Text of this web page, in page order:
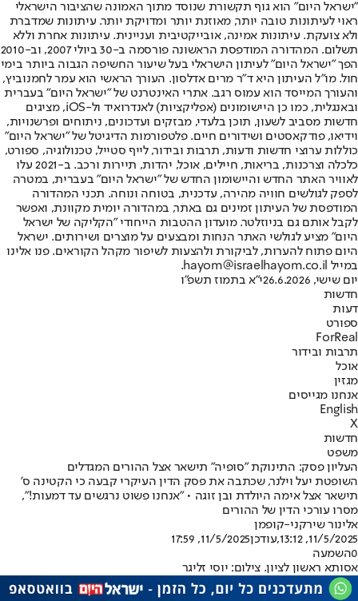
"ישראל היום" הוא גוף תקשורת שנוסד מתוך האמונה שהציבור הישראלי
ראוי לעיתונות טובה יותר, מאוזנת יותר ומדויקת יותר. עיתונות שמדברת
ולא צועקת. עיתונות אמינה, אובייקטיבית ועניינית. עיתונות אחרת וללא
תשלום. המהדורה המודפסת הראשונה פורסמה ב-30 ביולי 2007, וב-2010
הפך "ישראל היום" לעיתון הישראלי בעל שיעור החשיפה הגבוה ביותר בימי
חול. מו"ל העיתון היא ד"ר מרים אדלסון. העורך הראשי הוא עמר לחמנוביץ,
והעורך המייסד הוא עמוס רגב. אתרי האינטרנט של "ישראל היום" בעברית
ובאנגלית, כמו כן היישומונים (אפליקציות) לאנדרואיד ול-iOS, מציגים
חדשות מסביב לשעון, תוכן בלעדי, מבזקים ועדכונים, ניתוחים ופרשנויות,
וידיאו, פודקאסטים ושידורים חיים. פלטפורמות הדיגיטל של "ישראל היום"
כוללות ערוצי חדשות ודעות, תרבות ובידור, לייף סטייל, טכנולוגיה, ספורט,
כלכלה וצרכנות, בריאות, חיילים, אוכל, יהדות, תיירות ורכב. ב-2021 עלו
לאוויר האתר החדש והיישומון החדש של "ישראל היום" בעברית, במטרה
לספק לגולשים חוויה מהירה, עדכנית, בטוחה ונוחה. תכני המהדורה
המודפסת של העיתון זמינים גם באתר, במהדורה יומית מקוונת, ואפשר
לקבל אותם גם בניוזלטר. מועדון ההטבות הייחודי "הקליקה של ישראל
היום" מציע לגולשי האתר הנחות ומבצעים על מוצרים ושירותים. ישראל
היום פתוח להערות, לביקורת ולהצעות לשיפור מקהל הקוראים. פנו אלינו
במייל hayom@israelhayom.co.il.
יום שישי, 26.6.2026
י"א בתמוז תשפ"ו
חדשות
דעות
ספורט
ForReal
תרבות ובידור
אוכל
מגזין
אנחנו מגייסים
English
X
חדשות
משפט
העליון פסק: התינוקת "סופיה" תישאר אצל ההורים המגדלים
השופטת יעל וילנר, שכתבה את פסק הדין העיקרי קבעה כי הקטינה ס'
תישאר אצל אימה היולדת ובן זוגה • "אנחנו פשוט נרגשים עד דמעות!",
מסרו עורכי הדין של ההורים
אלינור שירקני-קופמן
11/5/2025, 13:12
,עודכן11/5/2025, 17:59
0השמעה
אסותא ראשון לציון. צילום: יוסי זליגר